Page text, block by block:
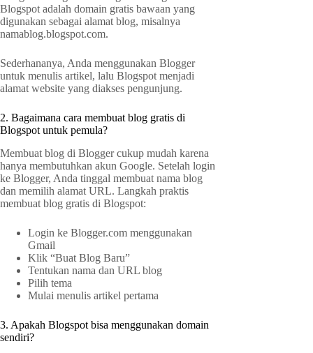
Blogspot adalah domain gratis bawaan yang
digunakan sebagai alamat blog, misalnya
namablog.blogspot.com.
Sederhananya, Anda menggunakan Blogger
untuk menulis artikel, lalu Blogspot menjadi
alamat website yang diakses pengunjung.
2. Bagaimana cara membuat blog gratis di
Blogspot untuk pemula?
Membuat blog di Blogger cukup mudah karena
hanya membutuhkan akun Google. Setelah login
ke Blogger, Anda tinggal membuat nama blog
dan memilih alamat URL. Langkah praktis
membuat blog gratis di Blogspot:
Login ke Blogger.com menggunakan
Gmail
Klik “Buat Blog Baru”
Tentukan nama dan URL blog
Pilih tema
Mulai menulis artikel pertama
3. Apakah Blogspot bisa menggunakan domain
sendiri?